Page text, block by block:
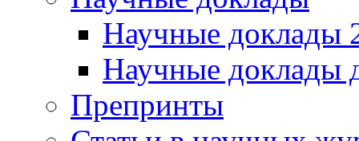
Научные доклады
Научные доклады
Препринты